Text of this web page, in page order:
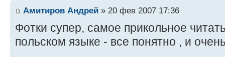
Амитиров Андрей » 20 фев 2007 17:36
Фотки супер, самое прикольное
польском языке - все понятно , и